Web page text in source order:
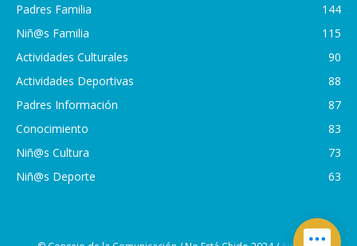
Padres Familia
144
Niñ@s Familia
115
Actividades Culturales
90
Actividades Deportivas
88
Padres Información
87
Conocimiento
83
Niñ@s Cultura
73
Niñ@s Deporte
63